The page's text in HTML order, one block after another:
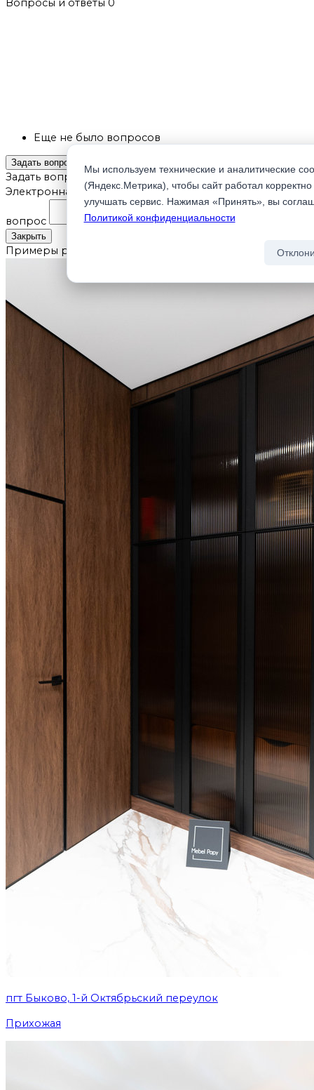
Вопросы и ответы 0
Еще не было вопросов
Задать вопрос
Задать вопрос
Ваше имя
Электронная почта
Ваш
вопрос
Отправить вопрос
Закрыть
Примеры работ
пгт Быково, 1-й Октябрьский переулок
Прихожая
Мы используем технические и аналитические
(Яндекс.Метрика), чтобы сайт работал
улучшать сервис. Нажимая «Принять», вы
Политикой конфиденциальности